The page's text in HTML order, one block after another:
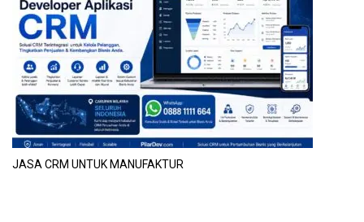
JASA CRM UNTUK MANUFAKTUR